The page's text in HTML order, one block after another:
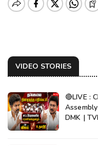
VIDEO STORIES
🔴LIVE :
DMK |